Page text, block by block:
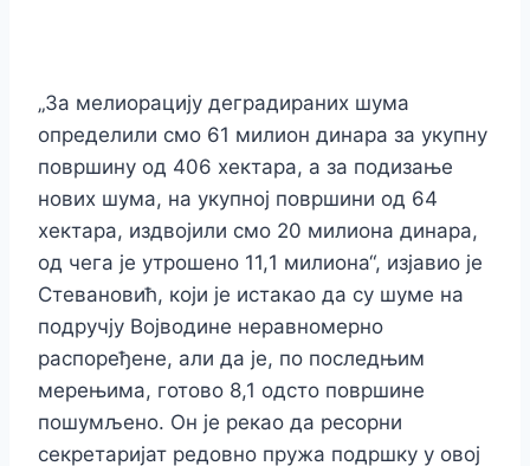
„За мелиорацију деградираних шума
определили смо 61 милион динара за укупну
површину од 406 хектара, а за подизање
нових шума, на укупној површини од 64
хектара, издвојили смо 20 милиона динара,
од чега је утрошено 11,1 милиона“, изјавио је
Стевановић, који је истакао да су шуме на
подручју Војводине неравномерно
распоређене, али да је, по последњим
мерењима, готово 8,1 одсто површине
пошумљено. Он је рекао да ресорни
секретаријат редовно пружа подршку у овој